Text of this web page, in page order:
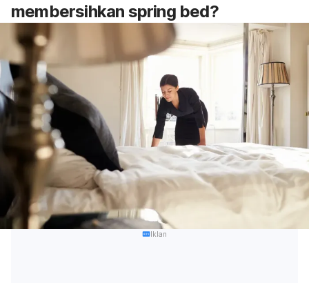
membersihkan spring bed?
Iklan